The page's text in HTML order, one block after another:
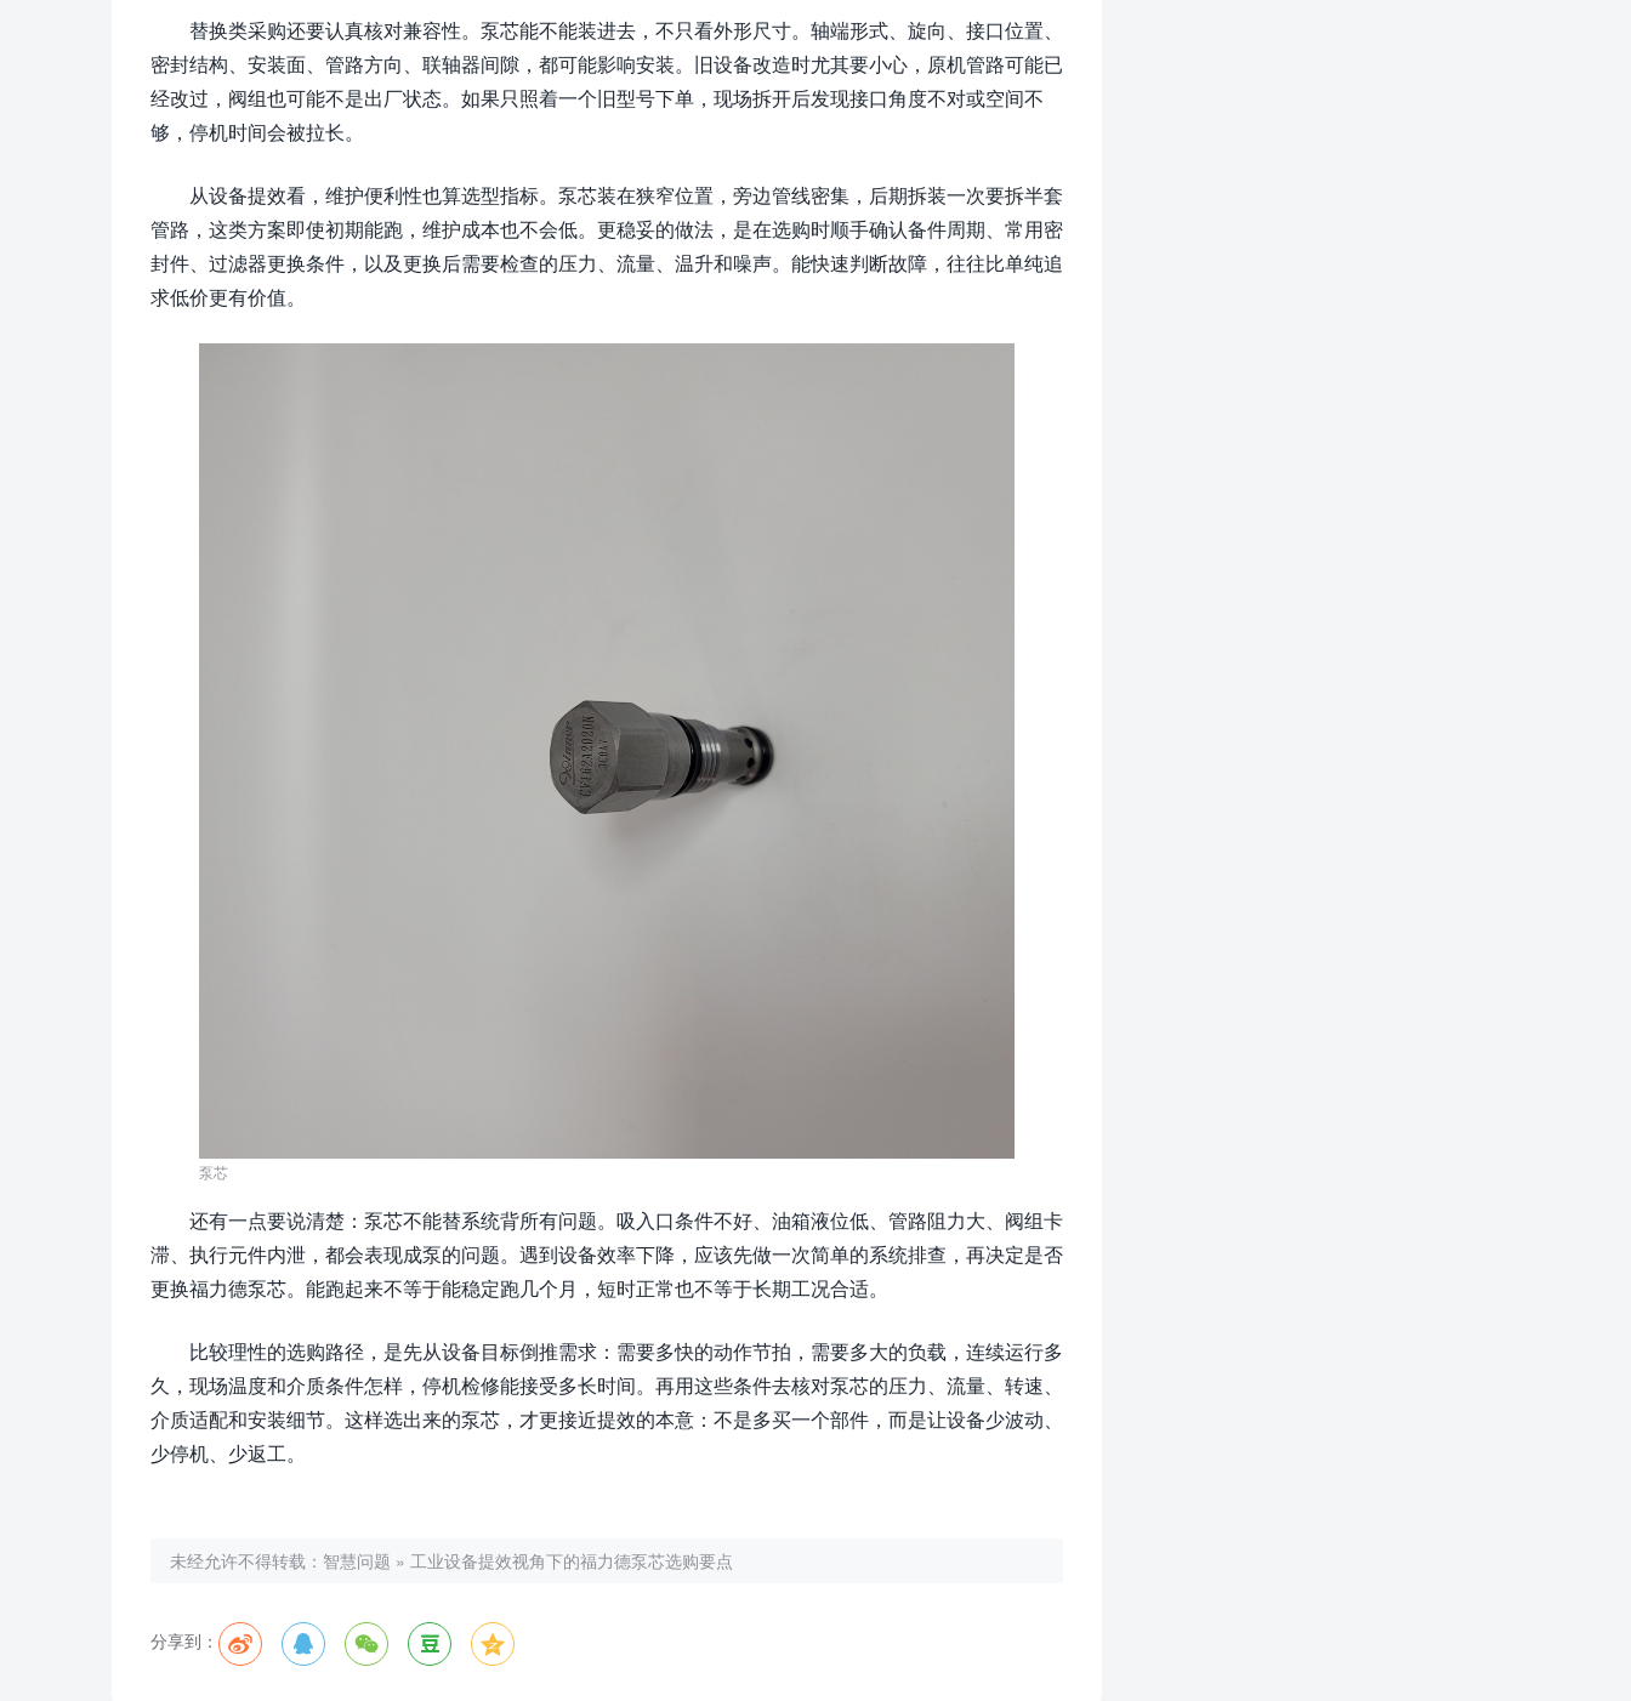
替换类采购还要认真核对兼容性。泵芯能不能装进去，不只看外形尺寸。轴端形式、旋向、接口位置、
密封结构、安装面、管路方向、联轴器间隙，都可能影响安装。旧设备改造时尤其要小心，原机管路可能已
经改过，阀组也可能不是出厂状态。如果只照着一个旧型号下单，现场拆开后发现接口角度不对或空间不
够，停机时间会被拉长。
从设备提效看，维护便利性也算选型指标。泵芯装在狭窄位置，旁边管线密集，后期拆装一次要拆半套
管路，这类方案即使初期能跑，维护成本也不会低。更稳妥的做法，是在选购时顺手确认备件周期、常用密
封件、过滤器更换条件，以及更换后需要检查的压力、流量、温升和噪声。能快速判断故障，往往比单纯追
求低价更有价值。
泵芯
还有一点要说清楚：泵芯不能替系统背所有问题。吸入口条件不好、油箱液位低、管路阻力大、阀组卡
滞、执行元件内泄，都会表现成泵的问题。遇到设备效率下降，应该先做一次简单的系统排查，再决定是否
更换福力德泵芯。能跑起来不等于能稳定跑几个月，短时正常也不等于长期工况合适。
比较理性的选购路径，是先从设备目标倒推需求：需要多快的动作节拍，需要多大的负载，连续运行多
久，现场温度和介质条件怎样，停机检修能接受多长时间。再用这些条件去核对泵芯的压力、流量、转速、
介质适配和安装细节。这样选出来的泵芯，才更接近提效的本意：不是多买一个部件，而是让设备少波动、
少停机、少返工。
未经允许不得转载： 智慧问题 » 工业设备提效视角下的福力德泵芯选购要点
分享到：